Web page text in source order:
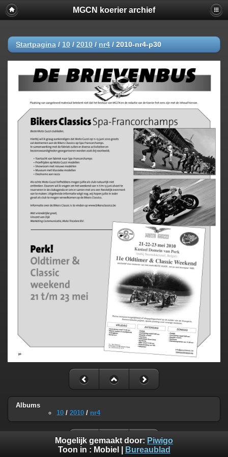
MGCN koerier archief
Startpagina / 10 / 2010 / nr4 / 2010-nr4-p30
Albums
10 / 2010 / nr4
Mogelijk gemaakt door: Piwigo
Toon in : Mobiel Bureaublad